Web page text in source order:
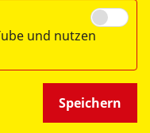
und nutzen
Speichern